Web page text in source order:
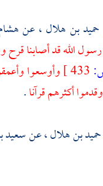
حميد بن هلال ،عن
الله قد أصابنا
وأوسعوا
أكثرهم قرآنا.
حميد بن هلال ،عنسعيد